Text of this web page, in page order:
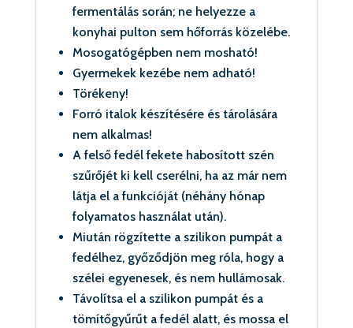
fermentálás során; ne helyezze a
konyhai pulton sem hőforrás közelébe.
Mosogatógépben nem mosható!
Gyermekek kezébe nem adható!
Törékeny!
Forró italok készítésére és tárolására
nem alkalmas!
A felső fedél fekete habosított szén
szűrőjét ki kell cserélni, ha az már nem
látja el a funkcióját (néhány hónap
folyamatos használat után).
Miután rögzítette a szilikon pumpát a
fedélhez, győződjön meg róla, hogy a
szélei egyenesek, és nem hullámosak.
Távolítsa el a szilikon pumpát és a
tömítőgyűrűt a fedél alatt, és mossa el